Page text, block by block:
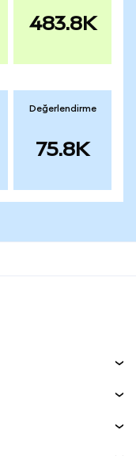
483.8K
Değerlendirme
75.8K